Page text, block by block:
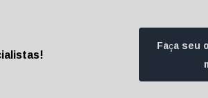
Faça seu